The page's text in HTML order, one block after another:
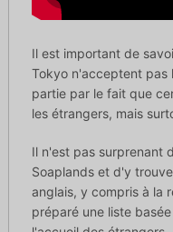
Il est important de
Tokyo n'acceptent pas
partie par le fait que
les étrangers, mais
Il n'est pas surprenant
Soaplands et d'y
anglais, y compris à la
préparé une liste